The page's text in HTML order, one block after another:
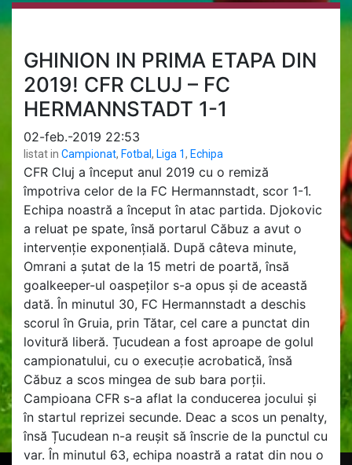
GHINION IN PRIMA ETAPA DIN
2019! CFR CLUJ – FC
HERMANNSTADT 1-1
02-feb.-2019 22:53
listat in Campionat, Fotbal, Liga 1, Echipa
CFR Cluj a început anul 2019 cu o remiză
împotriva celor de la FC Hermannstadt, scor 1-1.
Echipa noastră a început în atac partida. Djokovic
a reluat pe spate, însă portarul Căbuz a avut o
intervenție exponențială. După câteva minute,
Omrani a șutat de la 15 metri de poartă, însă
goalkeeper-ul oaspeților s-a opus și de această
dată. În minutul 30, FC Hermannstadt a deschis
scorul în Gruia, prin Tătar, cel care a punctat din
lovitură liberă. Țucudean a fost aproape de golul
campionatului, cu o execuție acrobatică, însă
Căbuz a scos mingea de sub bara porții.
Campioana CFR s-a aflat la conducerea jocului și
în startul reprizei secunde. Deac a scos un penalty,
însă Țucudean n-a reușit să înscrie de la punctul cu
var. În minutul 63, echipa noastră a ratat din nou o